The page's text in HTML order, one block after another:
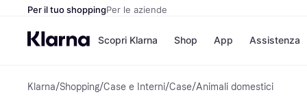
Per il tuo shoppingPer le aziende
Scopri Klarna
Opzioni di
Shop
Negozi
App Assistenza
Klarna/Shopping/Case e Interni/Case/Animali domestici